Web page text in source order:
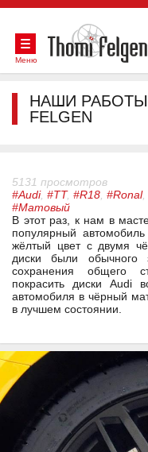
Меню
НАШИ РАБОТЫ
FELGEN
5131 просмотров
#Audi, #TT, #R18 #Ronal,
#Матовый
В этот раз, к нам в
популярный
жёлтый цвет с двумя
диски были обычного
сохранения общего
покрасить диски Audi
автомобиля в чёрный
в лучшем состоянии.